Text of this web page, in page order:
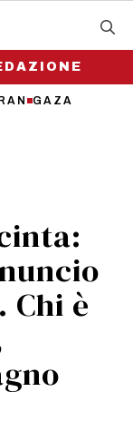
GAZA
Chi è